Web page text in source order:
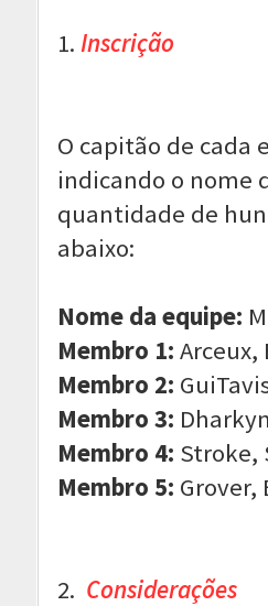
1. Inscrição
O capitão de cada
indicando o nome
quantidade de
abaixo:
Nome da equipe:
Membro 1: Arceux,
Membro 2:
Membro 3:
Membro 4: Stroke,
Membro 5: Grover,
2. Considerações